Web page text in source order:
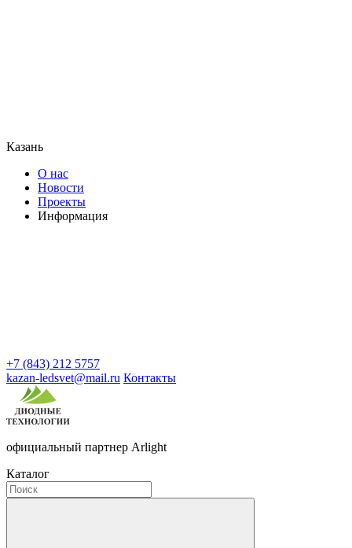
Казань
О нас
Новости
Проекты
Информация
+7 (843) 212 5757
kazan-ledsvet@mail.ru Контакты
официальный партнер Arlight
Каталог